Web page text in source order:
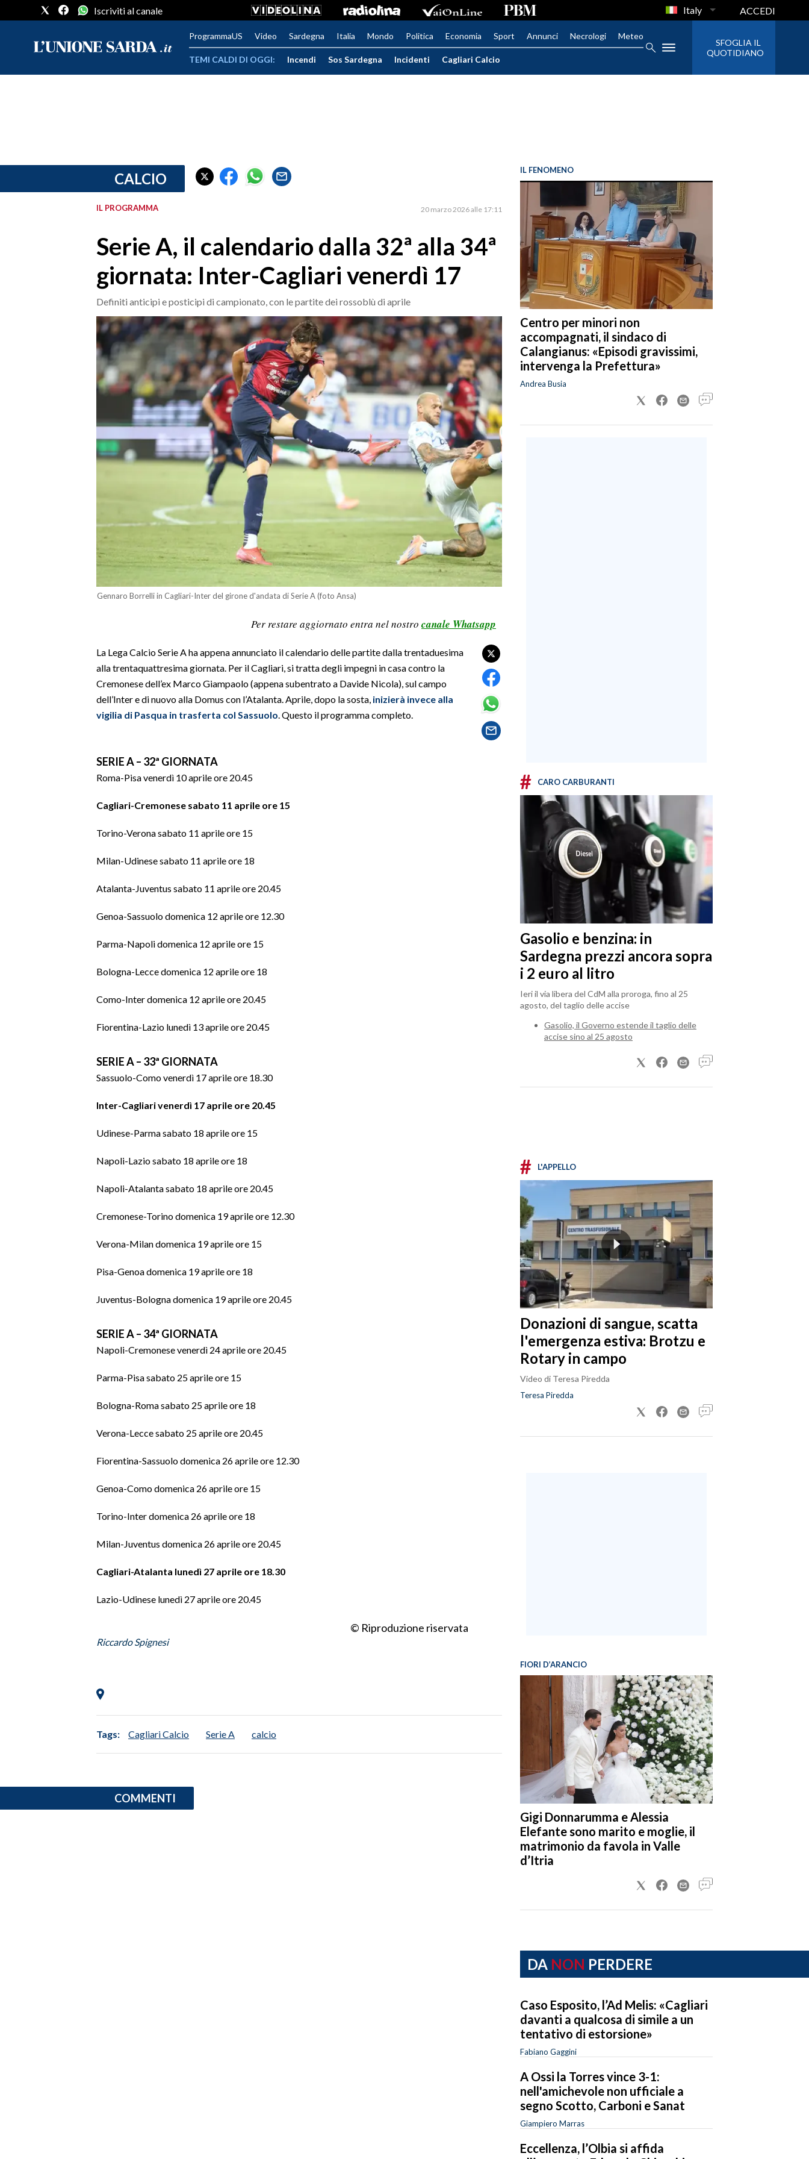
PROVINCIA DI CAGLIARI
RISULTATI E CLASSIFICHE
Iscriviti al canale Italy ACCEDI
ProgrammaUS Video Sardegna Italia Mondo Politica Economia Sport Annunci Necrologi Meteo
TEMI CALDI DI OGGI: Incendi Sos Sardegna Incidenti Cagliari Calcio
SFOGLIA IL
QUOTIDIANO
CALCIO
IL PROGRAMMA 20 marzo 2026 alle 17:11
Serie A, il calendario dalla 32ª alla 34ª
giornata: Inter-Cagliari venerdì 17
Definiti anticipi e posticipi di campionato, con le partite dei rossoblù di aprile
Gennaro Borrelli in Cagliari-Inter del girone d'andata di Serie A (foto Ansa)
Per restare aggiornato entra nel nostro canale Whatsapp
La Lega Calcio Serie A ha appena annunciato il calendario delle partite dalla trentaduesima
alla trentaquattresima giornata. Per il Cagliari, si tratta degli impegni in casa contro la
Cremonese dell’ex Marco Giampaolo (appena subentrato a Davide Nicola), sul campo
dell’Inter e di nuovo alla Domus con l’Atalanta. Aprile, dopo la sosta, inizierà invece alla
vigilia di Pasqua in trasferta col Sassuolo. Questo il programma completo.
SERIE A – 32ª GIORNATA
Roma-Pisa venerdì 10 aprile ore 20.45
Cagliari-Cremonese sabato 11 aprile ore 15
Torino-Verona sabato 11 aprile ore 15
Milan-Udinese sabato 11 aprile ore 18
Atalanta-Juventus sabato 11 aprile ore 20.45
Genoa-Sassuolo domenica 12 aprile ore 12.30
Parma-Napoli domenica 12 aprile ore 15
Bologna-Lecce domenica 12 aprile ore 18
Como-Inter domenica 12 aprile ore 20.45
Fiorentina-Lazio lunedì 13 aprile ore 20.45
SERIE A – 33ª GIORNATA
Sassuolo-Como venerdì 17 aprile ore 18.30
Inter-Cagliari venerdì 17 aprile ore 20.45
Udinese-Parma sabato 18 aprile ore 15
Napoli-Lazio sabato 18 aprile ore 18
Napoli-Atalanta sabato 18 aprile ore 20.45
Cremonese-Torino domenica 19 aprile ore 12.30
Verona-Milan domenica 19 aprile ore 15
Pisa-Genoa domenica 19 aprile ore 18
Juventus-Bologna domenica 19 aprile ore 20.45
SERIE A – 34ª GIORNATA
Napoli-Cremonese venerdì 24 aprile ore 20.45
Parma-Pisa sabato 25 aprile ore 15
Bologna-Roma sabato 25 aprile ore 18
Verona-Lecce sabato 25 aprile ore 20.45
Fiorentina-Sassuolo domenica 26 aprile ore 12.30
Genoa-Como domenica 26 aprile ore 15
Torino-Inter domenica 26 aprile ore 18
Milan-Juventus domenica 26 aprile ore 20.45
Cagliari-Atalanta lunedì 27 aprile ore 18.30
Lazio-Udinese lunedì 27 aprile ore 20.45
© Riproduzione riservata
Riccardo Spignesi
Tags: Cagliari Calcio Serie A calcio
COMMENTI
IL FENOMENO
Centro per minori non
accompagnati, il sindaco di
Calangianus: «Episodi gravissimi,
intervenga la Prefettura»
Andrea Busia
# CARO CARBURANTI
Gasolio e benzina: in
Sardegna prezzi ancora sopra
i 2 euro al litro
Ieri il via libera del CdM alla proroga, fino al 25
agosto, del taglio delle accise
Gasolio, il Governo estende il taglio delle
accise sino al 25 agosto
# L'APPELLO
Donazioni di sangue, scatta
l'emergenza estiva: Brotzu e
Rotary in campo
Video di Teresa Piredda
Teresa Piredda
FIORI D’ARANCIO
Gigi Donnarumma e Alessia
Elefante sono marito e moglie, il
matrimonio da favola in Valle
d’Itria
DA NON PERDERE
Caso Esposito, l’Ad Melis: «Cagliari
davanti a qualcosa di simile a un
tentativo di estorsione»
Fabiano Gaggini
A Ossi la Torres vince 3-1:
nell'amichevole non ufficiale a
segno Scotto, Carboni e Sanat
Giampiero Marras
Eccellenza, l’Olbia si affida